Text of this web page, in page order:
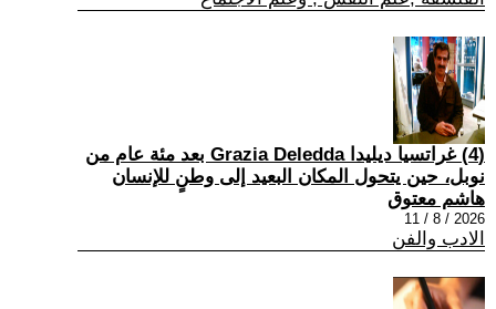
(4) غراتسيا ديليدا Grazia Deledda بعد مئة عام من
نوبل، حين يتحول المكان البعيد إلى وطنٍ للإنسان
هاشم معتوق
2026 / 8 / 11
الادب والفن